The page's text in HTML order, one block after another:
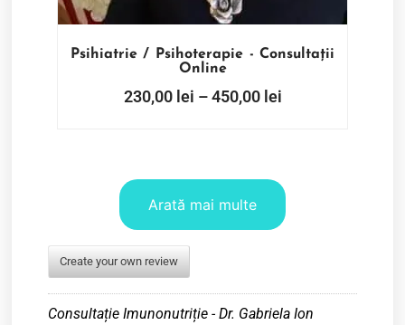
Psihiatrie / Psihoterapie - Consultații
Online
230,00 lei – 450,00 lei
Arată mai multe
Create your own review
Consultație Imunonutriție - Dr. Gabriela Ion